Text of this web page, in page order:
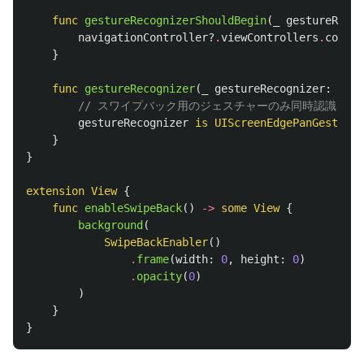
func gestureRecognizerShouldBegin(
navigationController? .viewControllers . count
}
func gestureRecognizer( gestureRecognizer:
// スワイプバック用のジェスチャーのみ同時認識を許
gestureRecognizer is
}
}
extension View {
func enableSwipeBack() -> some View {
background (
SwipeBackEnabler()
. frame(width: 0, height : 0)
. opacity(0)
)
}
}